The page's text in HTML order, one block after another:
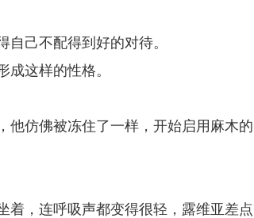
己不配得到好的对待。
这样的性格。
他仿佛被冻住了一样，开始启用麻木的
着，连呼吸声都变得很轻，露维亚差点